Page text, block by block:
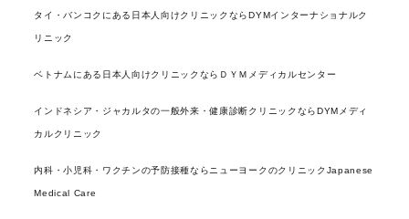
タイ・バンコクにある日本人向けクリニックならDYMインターナショナルク
リニック
ベトナムにある日本人向けクリニックならＤＹＭメディカルセンター
インドネシア・ジャカルタの一般外来・健康診断クリニックならDYMメディ
カルクリニック
内科・小児科・ワクチンの予防接種ならニューヨークのクリニックJapanese
Medical Care